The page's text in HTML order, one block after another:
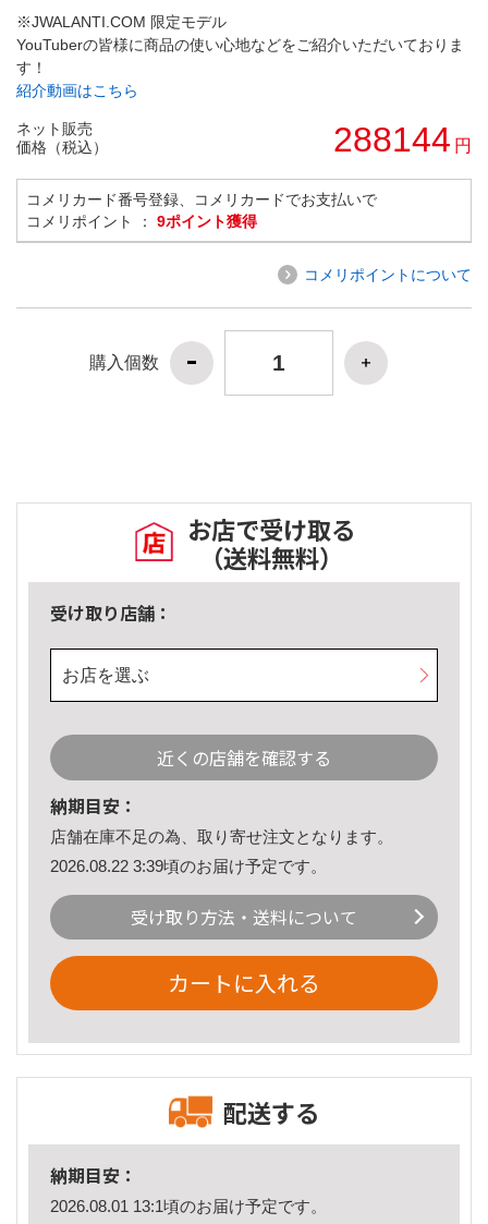
※JWALANTI.COM 限定モデル
YouTuberの皆様に商品の使い心地などをご紹介いただいておりま
す！
紹介動画はこちら
ネット販売
価格（税込）
288144 円
コメリカード番号登録、コメリカードでお支払いで
コメリポイント ： 9ポイント獲得
コメリポイントについて
購入個数
お店で受け取る
（送料無料）
受け取り店舗：
お店を選ぶ
近くの店舗を確認する
納期目安：
店舗在庫不足の為、取り寄せ注文となります。
2026.08.22 3:39頃のお届け予定です。
受け取り方法・送料について
カートに入れる
配送する
納期目安：
2026.08.01 13:1頃のお届け予定です。